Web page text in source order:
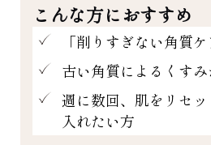
こんな方におすすめ
「削りすぎない角質
古い角質によるくす
週に数回、肌をリセ
入れたい方